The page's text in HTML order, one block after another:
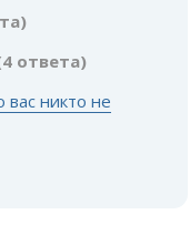
ответа)
вас никто не